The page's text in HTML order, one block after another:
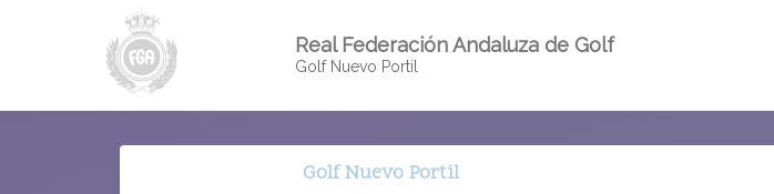
Real Federación Andaluza de Golf
Golf Nuevo Portil
Golf Nuevo Portil